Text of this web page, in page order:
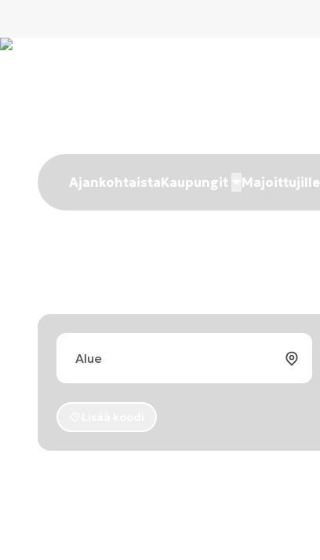
AjankohtaistaKaupungit Majoittujille